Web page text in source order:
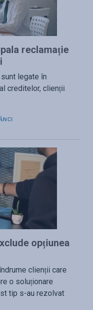
reclamație
legate în
creditelor, clienții
opțiunea
clienții care
o soluționare
tip s-au rezolvat